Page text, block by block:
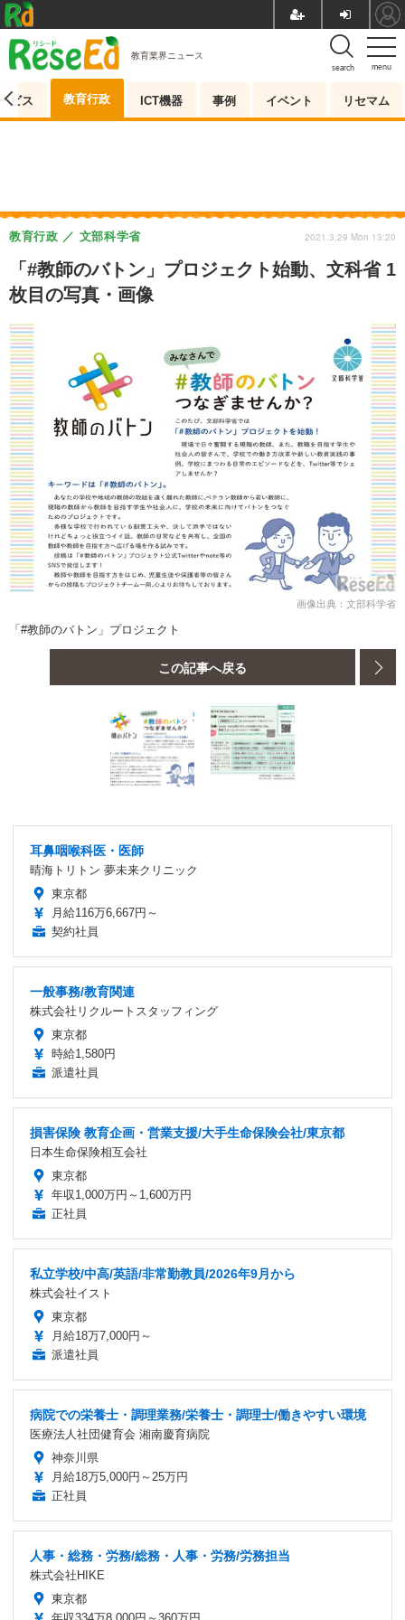
menu
search
教育業界ニュース
ビス 教育行政 ICT機器 事例 イベント リセマム
「#教師のバトン」プロジェクト始動、文科省 1
枚目の写真・画像
教育行政 文部科学省 2021.3.29 Mon 13:20
画像出典：文部科学省
「#教師のバトン」プロジェクト
この記事へ戻る
耳鼻咽喉科医・医師
晴海トリトン 夢未来クリニック
東京都
月給116万6,667円～
契約社員
一般事務/教育関連
株式会社リクルートスタッフィング
東京都
時給1,580円
派遣社員
損害保険 教育企画・営業支援/大手生命保険会社/東京都
日本生命保険相互会社
東京都
年収1,000万円～1,600万円
正社員
私立学校/中高/英語/非常勤教員/2026年9月から
株式会社イスト
東京都
月給18万7,000円～
派遣社員
病院での栄養士・調理業務/栄養士・調理士/働きやすい環境
医療法人社団健育会 湘南慶育病院
神奈川県
月給18万5,000円～25万円
正社員
人事・総務・労務/総務・人事・労務/労務担当
株式会社HIKE
東京都